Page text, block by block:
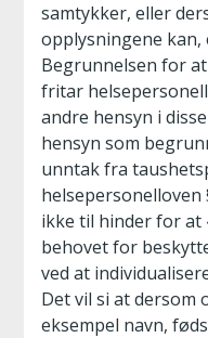
samtykker, eller
opplysningene kan,
Begrunnelsen for
fritar
andre hensyn i
hensyn som
unntak fra
helsepersonelloven
ikke til hinder for at
behovet for
ved at
Det vil si at dersom
eksempel navn,